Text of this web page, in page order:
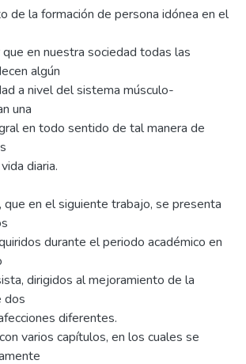
de la formación de persona idónea en el
en nuestra sociedad todas las
algún
a nivel del sistema músculo-
una
en todo sentido de tal manera de
diaria.
que en el siguiente trabajo, se presenta
durante el periodo académico en
dirigidos al mejoramiento de la
dos
diferentes.
varios capítulos, en los cuales se